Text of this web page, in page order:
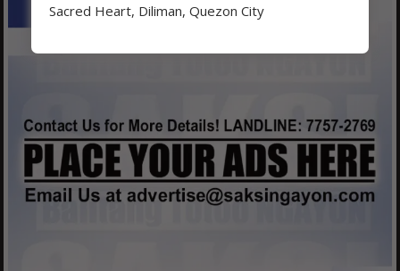
Sacred Heart, Diliman, Quezon City